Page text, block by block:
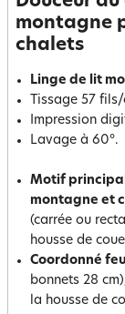
montagne
chalets
Linge de lit
Tissage 57 fils/
Impression
Lavage à 60°.
Motif
montagne et
(carrée ou
housse de
Coordonné
bonnets 28
la housse de